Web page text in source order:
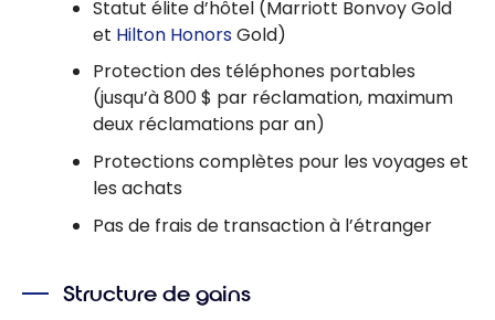
Statut élite d’hôtel (Marriott Bonvoy Gold
et Hilton HonorsGold)
Protection des téléphones portables
(jusqu’à 800 $ par réclamation, maximum
deux réclamations par an)
Protections complètes pour les voyages et
les achats
Pas de frais de transaction à l’étranger
Structure de gains